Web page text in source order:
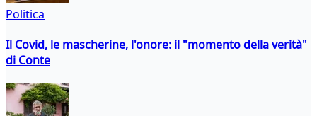
Politica
Il Covid, le mascherine, l'onore: il "momento della verità"
di Conte